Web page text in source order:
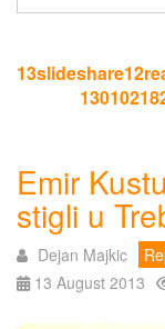
Emir
stigli u
Dejan Majkic
13 August 2013